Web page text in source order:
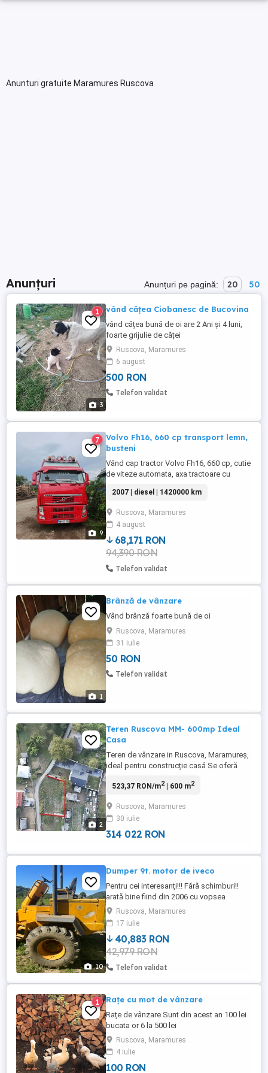
Anunturi gratuite Maramures Ruscova
Anunțuri Anunțuri pe pagină: 20 50
3
1 vând cățea Ciobanesc de Bucovina
vând cățea bună de oi are 2 Ani și 4 luni,
foarte grijulie de căței
Ruscova, Maramures
6 august
500 RON
Telefon validat
9
7
Volvo Fh16, 660 cp transport lemn,
busteni
Vând cap tractor Volvo Fh16, 660 cp, cutie
de viteze automata, axa tractoare cu
bascula, ambreaj nou servis la zii și
semiremorca transport forestier lemn
marca Krone an fabricație 2014 pe
balansoare axe Saf din care prima axa
liftanta, RaR-ul facut gata de muncă. ...
2007 | diesel | 1420000 km
Ruscova, Maramures
4 august
68,171 RON
94,390 RON
Telefon validat
1
Brânză de vânzare
Vând brânză foarte bună de oi
Ruscova, Maramures
31 iulie
50 RON
Telefon validat
2
Teren Ruscova MM- 600mp Ideal
Casa
Teren de vânzare in Ruscova, Maramureș,
ideal pentru construcție casă Se oferă
zonă liniștită, retrasă, perfectă pentru
Caracteristici: 600 mp Teren ideal pentru
construcție casă Stradă retrasă, ferită de
trafic Acces ...
523,37 RON/m2| 600 m2
Ruscova, Maramures
30 iulie
314 022 RON
10
Dumper 9t. motor de iveco
Pentru cei interesanți!!! Fără schimburi!!
arată bine fiind din 2006 cu vopsea
originala nevopsit cine dorește poate sa
vină sa îl vad si sa facă orice proba
Dumper de 9T cu motor de iveco mai
multe detalii pe e-mail sau pe what s app
Ruscova, Maramures
17 iulie
40,883 RON
42,979 RON
Telefon validat
1 Rațe cu mot de vânzare
Rațe de vânzare Sunt din acest an 100 lei
bucata or 6 la 500 lei
Ruscova, Maramures
4 iulie
100 RON